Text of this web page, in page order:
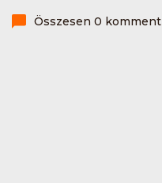
Összesen 0 komment